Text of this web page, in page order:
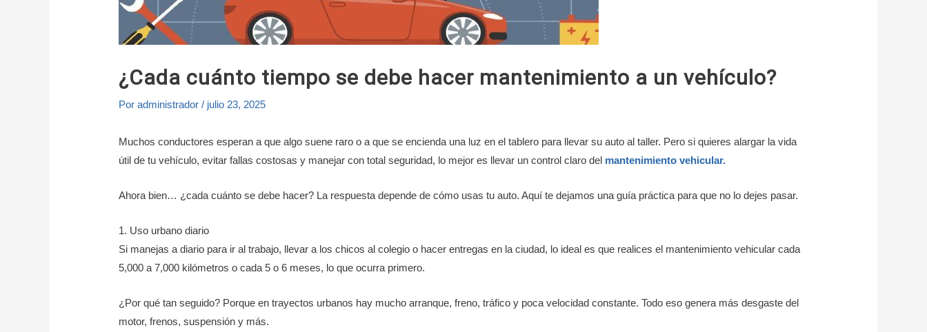
¿Cada cuánto tiempo se debe hacer mantenimiento a un vehículo?
Poradministrador/ julio 23, 2025
Muchos conductores esperan a que algo suene raro o a que se encienda una luz en el tablero para llevar su auto al taller. Pero si quieres alargar la vida
útil de tu vehículo, evitar fallas costosas y manejar con total seguridad, lo mejor es llevar un control claro del mantenimiento vehicular.
Ahora bien… ¿cada cuánto se debe hacer? La respuesta depende de cómo usas tu auto. Aquí te dejamos una guía práctica para que no lo dejes pasar.
1. Uso urbano diario
Si manejas a diario para ir al trabajo, llevar a los chicos al colegio o hacer entregas en la ciudad, lo ideal es que realices el mantenimiento vehicular cada
5,000 a 7,000 kilómetros o cada 5 o 6 meses, lo que ocurra primero.
¿Por qué tan seguido? Porque en trayectos urbanos hay mucho arranque, freno, tráfico y poca velocidad constante. Todo eso genera más desgaste del
motor, frenos, suspensión y más.